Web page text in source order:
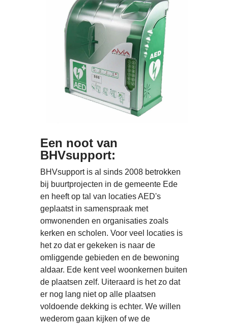
Een noot van
BHVsupport:
BHVsupport is al sinds 2008 betrokken
bij buurtprojecten in de gemeente Ede
en heeft op tal van locaties AED's
geplaatst in samenspraak met
omwonenden en organisaties zoals
kerken en scholen. Voor veel locaties is
het zo dat er gekeken is naar de
omliggende gebieden en de bewoning
aldaar. Ede kent veel woonkernen buiten
de plaatsen zelf. Uiteraard is het zo dat
er nog lang niet op alle plaatsen
voldoende dekking is echter. We willen
wederom gaan kijken of we de